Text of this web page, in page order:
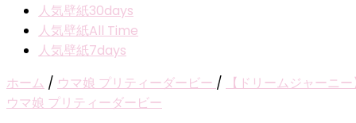
人気壁紙30days
人気壁紙All Time
人気壁紙7days
ホーム / ウマ娘 プリティーダービー /
【ドリームジャーニ
ウマ娘 プリティーダービー